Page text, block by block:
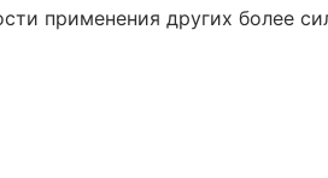
применения других более